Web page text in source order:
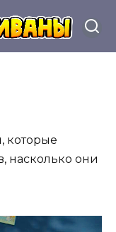
которые
насколько они